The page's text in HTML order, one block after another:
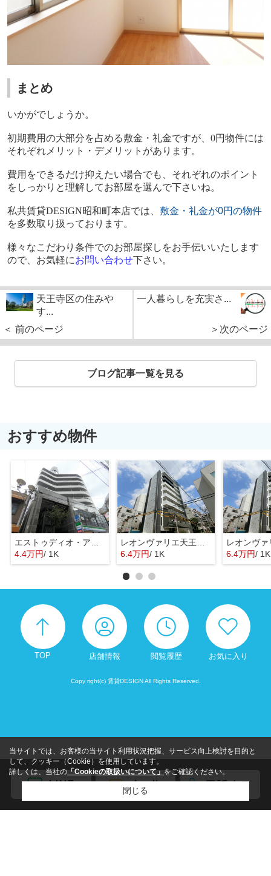
まとめ
いかがでしょうか。
初期費用の大部分を占める敷金・礼金ですが、 0円物件には
それぞれメリット・デメリットがあります。
費用をできるだけ抑えたい場合でも、それぞれのポイント
をしっかりと理解してお部屋を選んで下さいね。
私共賃貸DESIGN昭和町本店では、 敷金・礼金が0円の物件
を多数取り扱っております。
様々なこだわり条件でのお部屋探しをお手伝いいたします
ので、お気軽にお問い合わせ下さい。
天王寺区の住みや
す...
＜ 前のページ
一人暮らしを充実さ...
＞次のページ
ブログ記事一覧を見る
おすすめ物件
エストゥディオ・アヴァンサル
4.4万円/ 1K
レオンヴァリエ天王寺北
6.4万円/ 1K 6.4万円/ 1K
TOP 店舗情報 閲覧履歴 お気に入り
Copy right(c) 賃貸DESIGN All Rights Reserved.
当サイトでは、お客様の当サイト利用状況把握、サービス向上検討を目的と
して、クッキー（Cookie）を使用しています。
詳しくは、当社の 「Cookieの取扱いについて」 をご確認ください。
閉じる